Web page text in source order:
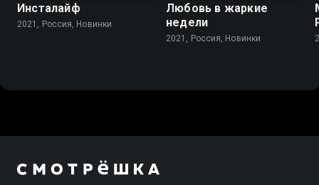
Инсталайф
2021, Россия, Новинки
Любовь в жаркие
недели
2021, Россия, Новинки